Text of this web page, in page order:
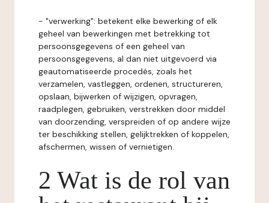
- "verwerking": betekent elke bewerking of elk
geheel van bewerkingen met betrekking tot
persoonsgegevens of een geheel van
persoonsgegevens, al dan niet uitgevoerd via
geautomatiseerde procedés, zoals het
verzamelen, vastleggen, ordenen, structureren,
opslaan, bijwerken of wijzigen, opvragen,
raadplegen, gebruiken, verstrekken door middel
van doorzending, verspreiden of op andere wijze
ter beschikking stellen, gelijktrekken of koppelen,
afschermen, wissen of vernietigen.
2 Wat is de rol van